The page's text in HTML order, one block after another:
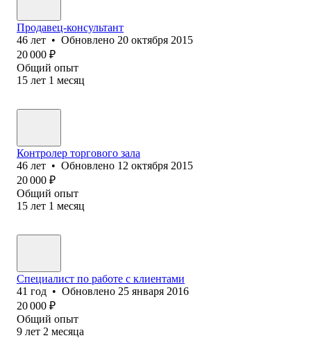
Продавец-консультант
46 лет • Обновлено 20 октября 2015
20 000 ₽
Общий опыт
15 лет 1 месяц
Контролер торгового зала
46 лет • Обновлено 12 октября 2015
20 000 ₽
Общий опыт
15 лет 1 месяц
Специалист по работе с клиентами
41 год • Обновлено 25 января 2016
20 000 ₽
Общий опыт
9 лет 2 месяца